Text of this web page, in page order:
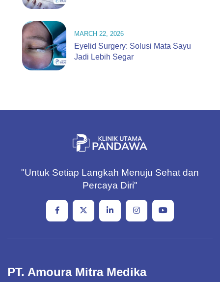
MARCH 22, 2026
Eyelid Surgery: Solusi Mata Sayu
Jadi Lebih Segar
"Untuk Setiap Langkah Menuju Sehat dan
Percaya Diri"
PT. Amoura Mitra Medika